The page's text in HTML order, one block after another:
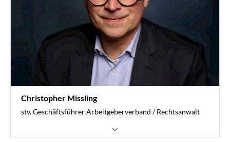
huelmann@vvwl.de
Christopher Missling
stv. Geschäftsführer Arbeitgeberverband / Rechtsanwalt
Sozialvorschriften